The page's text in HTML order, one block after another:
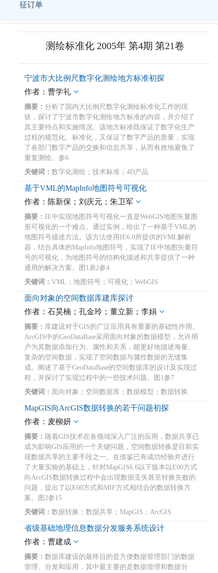
征订单
测绘标准化 2005年 第4期 第21卷
宁波市大比例尺数字化测绘地方标准初探
作者：曹学礼
摘要： 分析了国内大比例尺数字化测绘标准化工作的现
状，探讨了宁波市数字化测绘地方标准的内容，并介绍了
其主要特点和实施情况。该地方标准既保证了数字化生产
过程的规范化、标准化，又保证了数字产品的质量，实现
了各部门数字产品的交换和信息共享，从而有效地避免了
重复测绘。参6
关键词： 数字化测绘；技术标准；4D产品
基于VML的MapInfo地图符号可视化
作者：陈新保；刘庆元；朱卫军
摘要： IE中实现地图符号可视化一直是WebGIS地图矢量图
形可视化的一个难点。通过实例，给出了一种基于VML的
地图符号描述方法。该方法使用IE6.0所提供的VML解析
器，结合具体的MapInfo地图符号，实现了IE中地图矢量符
号的可视化，为地图符号的结构化描述和共享提供了一种
通用的解决方案。图1表2参4
关键词： VML；地图符号；可视化；WebGIS
面向对象的空间数据库建库探讨
作者：石昊楠；孔金玲；董立新；李娟
摘要： 库建设对于GIS的广泛应用具有重要的基础性作用。
ArcGIS中的GeoDataBase采用面向对象的数据模型，允许用
户为其数据添加行为、属性和关系，能更好地描述海量、
复杂的空间数据，实现了空间数据与属性数据的无缝集
成。阐述了基于GeoDataBase的空间数据库的设计及实现过
程，并探讨了实现过程中的一些技术问题。图1参7
关键词： 面向对象；空间数据库；数据模型；数据转换
MapGIS向ArcGIS数据转换的若干问题初探
作者：麦柳妍
摘要： 随着GIS技术在各领域深入广泛的应用，数据共享已
成为影响GIS应用的一个关键问题，空间数据转换是目前实
现数据共享的主要手段之一。在借鉴已有成功经验并进行
了大量实验的基础上，针对MapGIS6.6以下版本以E00方式
向ArcGIS数据转换过程中会出现数据丢失甚至转换失败的
问题，提出了以E00方式和MIF方式相结合的数据转换方
案。图2参15
关键词： 数据转换；数据共享；MapGIS；ArcGIS
省级基础地理信息数据分发服务系统设计
作者：曹建成
摘要： 数据库建设的最终目的是方便数据管理部门的数据
管理、分发和应用，其中最主要的是数据管理和数据分